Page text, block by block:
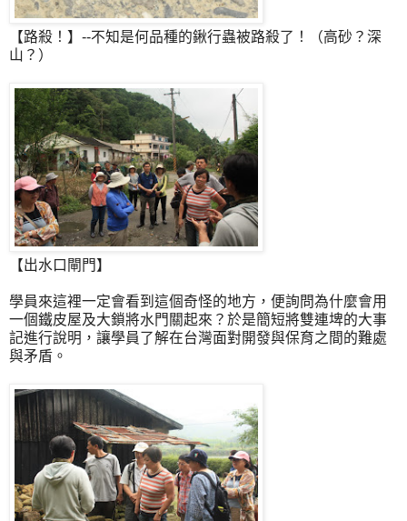
【路殺！】--不知是何品種的鍬行蟲被路殺了！（高砂？深
山？）
【出水口閘門】
學員來這裡一定會看到這個奇怪的地方，便詢問為什麼會用
一個鐵皮屋及大鎖將水門關起來？於是簡短將雙連埤的大事
記進行說明，讓學員了解在台灣面對開發與保育之間的難處
與矛盾。